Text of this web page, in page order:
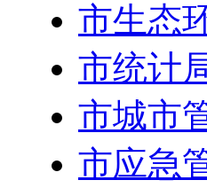
市生态
市统计
市城市
市应急